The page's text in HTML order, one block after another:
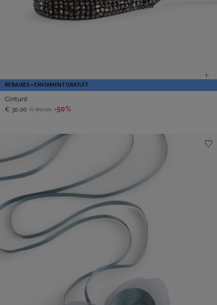
REBAIXES + ENVIAMENT GRATUÏT
Cinturó
€ 30,00 € 60,00 -50%